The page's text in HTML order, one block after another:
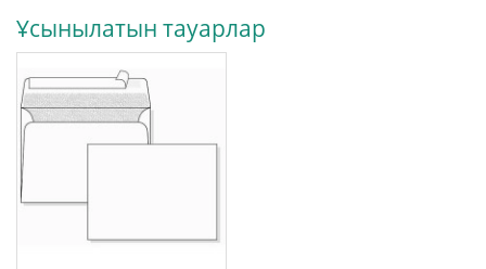
Ұсынылатын тауарлар